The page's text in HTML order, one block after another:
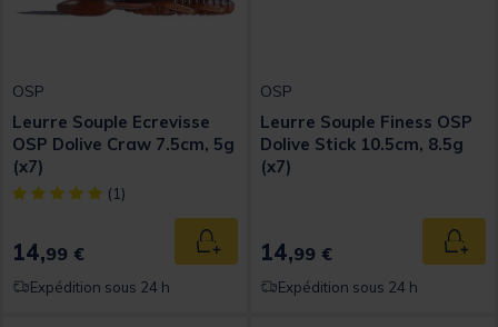
OSP
Leurre Souple Ecrevisse
OSP Dolive Craw 7.5cm, 5g
(x7)
[object Object] out of 5 Customer Rating
(1)
14,99 € Ajouter au panier
Expédition sous 24 h
OSP
Leurre Souple Finess OSP
Dolive Stick 10.5cm, 8.5g
(x7)
14,99 €
Expédition sous 24 h